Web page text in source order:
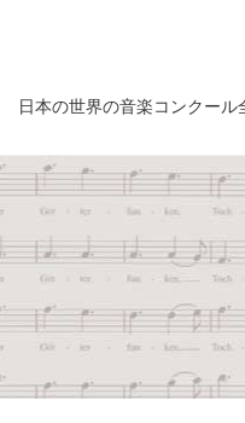
日本の世界の音楽コンクール